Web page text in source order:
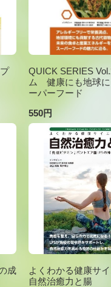
QUICK SERIES
ム 健康にも地球に
ーパーフード
550円
成
よくわかる健康サ
自然治癒力と腸